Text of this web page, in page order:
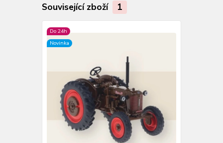
Související zboží 1
Do 24h
Novinka